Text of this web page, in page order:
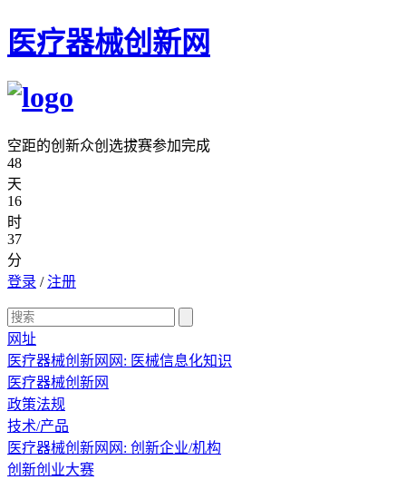
医疗器械创新网
空距的创新众创选拔赛参加完成
48
天
16
时
37
分
登录 /注册
网址
医疗器械创新网网: 医械信息化知识
医疗器械创新网
政策法规
技术/产品
医疗器械创新网网: 创新企业/机构
创新创业大赛